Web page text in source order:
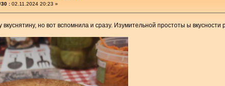
: 02.11.2024 20:23 »
вкуснятину, но вот вспомнила и сразу. Изумительной простоты ы вкусности